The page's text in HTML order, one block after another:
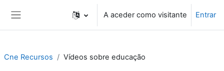
A aceder como visitante Entrar
Cne Recursos Vídeos sobre educação